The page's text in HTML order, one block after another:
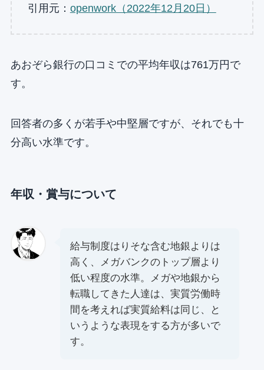
引用元： openwork（2022年12月20日）
あおぞら銀行の口コミでの平均年収は761万円で
す。
回答者の多くが若手や中堅層ですが、それでも十
分高い水準です。
年収・賞与について
給与制度はりそな含む地銀よりは
⾼く、メガバンクのトップ層より
低い程度の⽔準。メガや地銀から
転職してきた⼈達は、実質労働時
間を考えれば実質給料は同じ、と
いうような表現をする⽅が多いで
す。